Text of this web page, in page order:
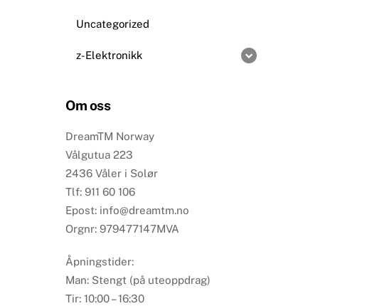
Uncategorized
z-Elektronikk
Om oss
DreamTM Norway
Vålgutua 223
2436 Våler i Solør
Tlf: 911 60 106
Epost: info@dreamtm.no
Orgnr: 979477147MVA
Åpningstider:
Man: Stengt (på uteoppdrag)
Tir: 10:00 – 16:30